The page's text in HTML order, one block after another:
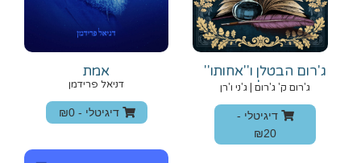
ג'רום הבטלן ו''אחותו''
העצלנית
ג'רום ק' ג'רום | ג'ני ו'רן
דיגיטלי -
₪20
אמת
דניאל פרידמן
דיגיטלי -₪0